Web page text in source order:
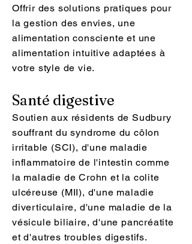
Offrir des solutions pratiques pour
la gestion des envies, une
alimentation consciente et une
alimentation intuitive adaptées à
votre style de vie.
Santé digestive
Soutien aux résidents de Sudbury
souffrant du syndrome du côlon
irritable (SCI), d'une maladie
inflammatoire de l'intestin comme
la maladie de Crohn et la colite
ulcéreuse (MII), d'une maladie
diverticulaire, d'une maladie de la
vésicule biliaire, d'une pancréatite
et d'autres troubles digestifs.